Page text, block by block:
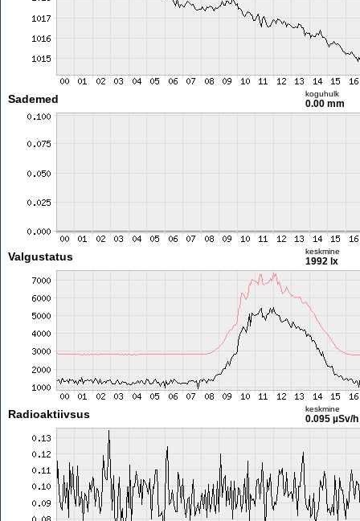
Sademed koguhulk
0.00 mm
Valgustatus keskmine
1992 lx
Radioaktiivsus keskmine
0.095 µSv/h